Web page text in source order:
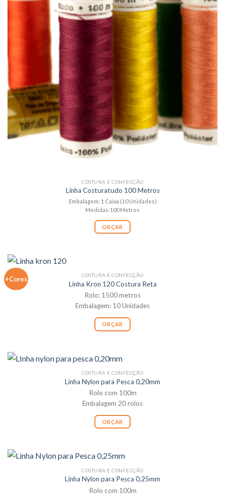
COSTURA E CONFECÇÃO
Linha Costuratudo 100 Metros
Embalagem: 1 Caixa (10 Unidades)
Medidas:100 Metros
ORÇAR
+Cores
COSTURA E CONFECÇÃO
Linha Kron 120 Costura Reta
Rolo: 1500 metros
Embalagem: 10 Unidades
ORÇAR
COSTURA E CONFECÇÃO
Linha Nylon para Pesca 0,20mm
Rolo com 100m
Embalagem 20 rolos
ORÇAR
COSTURA E CONFECÇÃO
Linha Nylon para Pesca 0,25mm
Rolo com 100m